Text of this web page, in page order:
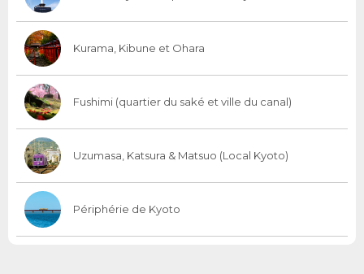
Kurama, Kibune et Ohara
Fushimi (quartier du saké et ville du canal)
Uzumasa, Katsura & Matsuo (Local Kyoto)
Périphérie de Kyoto